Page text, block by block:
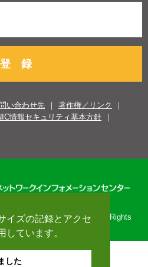
イズの記録とアクセ
しています。
した
登 録
い合わせ先
著作権／リンク
情報セキュリティ基本方針
Information Center. All Rights